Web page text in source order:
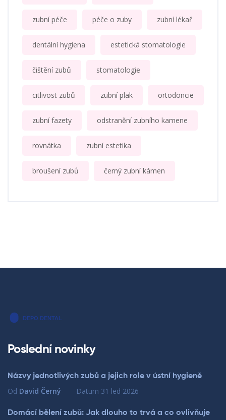
zubní péče péče o zuby zubní lékař
dentální hygiena estetická stomatologie
čištění zubů stomatologie
citlivost zubů zubní plak ortodoncie
zubní fazety odstranění zubního kamene
rovnátka zubní estetika
broušení zubů černý zubní kámen
Poslední novinky
Názvy jednotlivých zubů a jejich role v ústní hygieně
Od David Černý Datum 31 led 2026
Domácí bělení zubů: Jak dlouho to trvá a co ovlivňuje